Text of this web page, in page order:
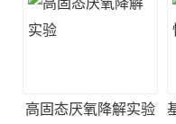
高固态厌氧降解实验